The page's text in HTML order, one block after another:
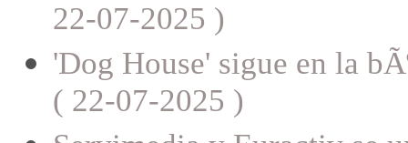
22-07-2025 )
'Dog House' sigue en la
( 22-07-2025 )